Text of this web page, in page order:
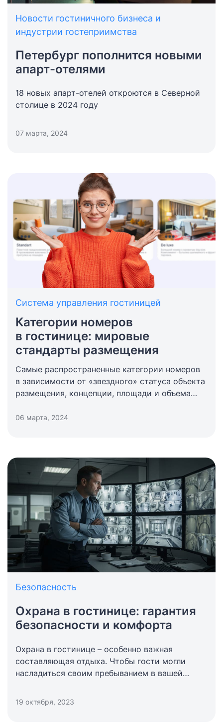
Новости гостиничного бизнеса и
индустрии гостеприимства
Петербург пополнится новыми
апарт-отелями
18 новых апарт-отелей откроются в Северной
столице в 2024 году
07 марта, 2024
Система управления гостиницей
Категории номеров
в гостинице: мировые
стандарты размещения
Самые распространенные категории номеров
в зависимости от «звездного» статуса объекта
размещения, концепции, площади и объема
06 марта, 2024
Безопасность
Охрана в гостинице: гарантия
безопасности и комфорта
Охрана в гостинице – особенно важная
составляющая отдыха. Чтобы гости могли
насладиться своим пребыванием в вашей
чувствовать себя в безопасности.
19 октября, 2023